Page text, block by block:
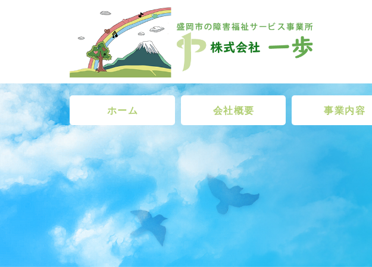
ホーム 会社概要 事業内容